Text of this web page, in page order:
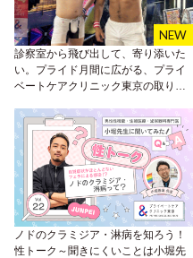
診察室から飛び出して、寄り添いた
い。プライド月間に広がる、プライ
ベートケアクリニック東京の取り組
ノドのクラミジア・淋病を知ろう！
性トーク～聞きにくいことは小堀先